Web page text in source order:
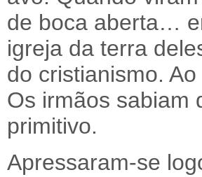
de boca aberta…
igreja da terra
do cristianismo.
Os irmãos sabiam
primitivo.
Apressaram-se